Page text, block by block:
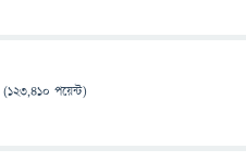
(123,410 পয়েন্ট)